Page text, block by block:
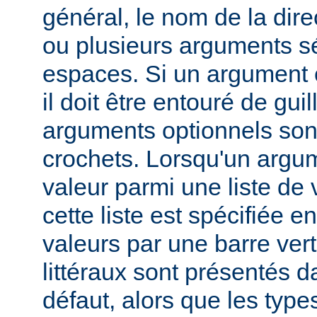
général, le nom de la
ou plusieurs arguments
espaces. Si un
il doit être entouré de
arguments optionnels
crochets. Lorsqu'un
valeur parmi une liste de
cette liste est spécifiée
valeurs par une barre
littéraux sont présentés
défaut, alors que les